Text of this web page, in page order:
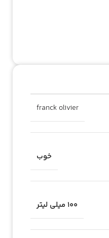
franck olivier
خوب
۱۰۰ میلی لیتر